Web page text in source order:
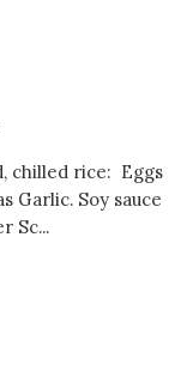
chilled rice: Eggs
Garlic. Soy sauce
Sc...